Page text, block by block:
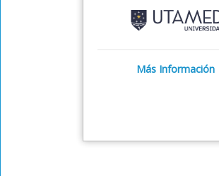
Más Información